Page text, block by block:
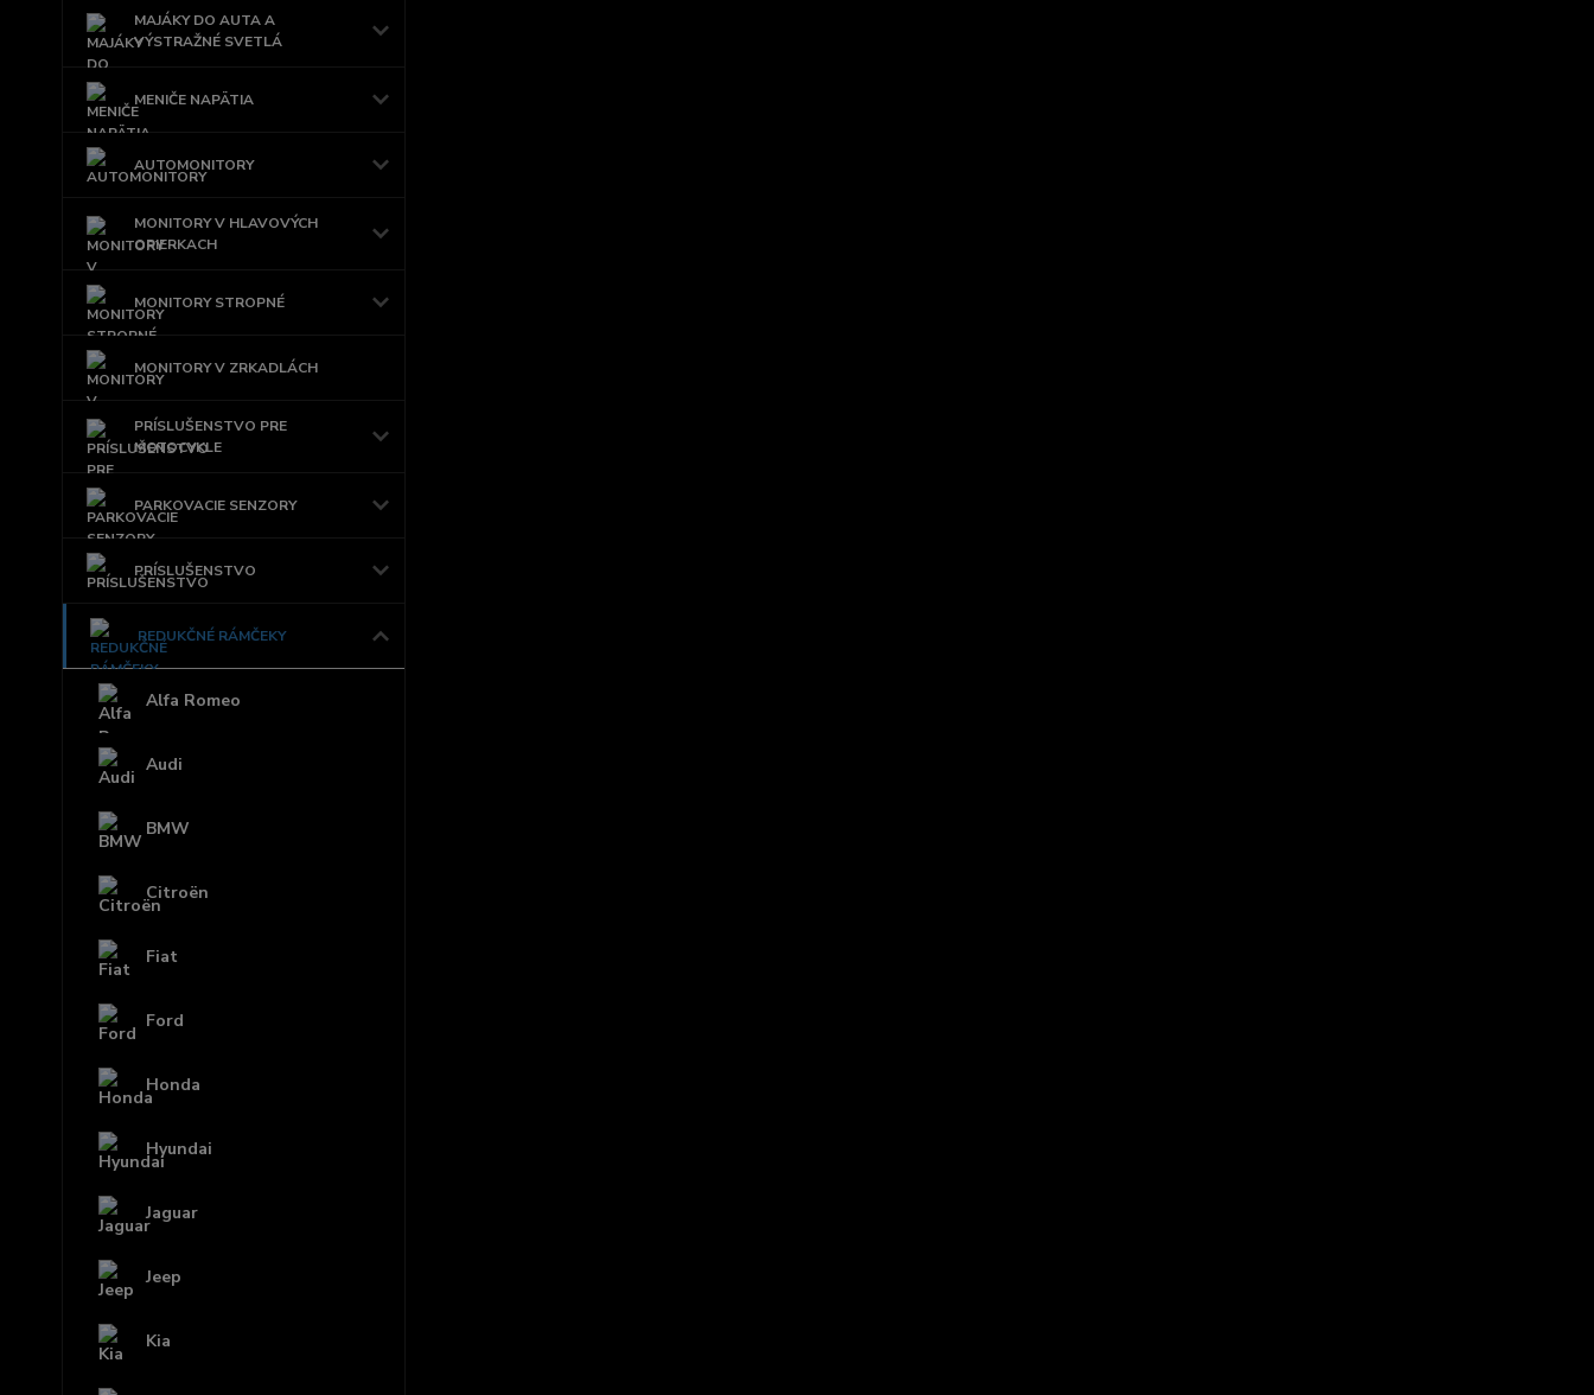
MAJÁKY DO AUTA A
VÝSTRAŽNÉ SVETLÁ
MENIČE NAPÄTIA
AUTOMONITORY
MONITORY V HLAVOVÝCH
OPIERKACH
MONITORY STROPNÉ
MONITORY V ZRKADLÁCH
PRÍSLUŠENSTVO PRE
MOTOCYKLE
PARKOVACIE SENZORY
PRÍSLUŠENSTVO
REDUKČNÉ RÁMČEKY
Alfa Romeo
Audi
BMW
Citroën
Fiat
Ford
Honda
Hyundai
Jaguar
Jeep
Kia